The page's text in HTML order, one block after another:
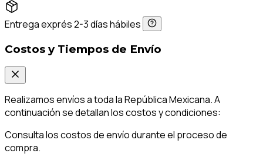
Entrega exprés 2-3 días hábiles
Costos y Tiempos de Envío
Realizamos envíos a toda la República Mexicana. A
continuación se detallan los costos y condiciones:
Consulta los costos de envío durante el proceso de
compra.